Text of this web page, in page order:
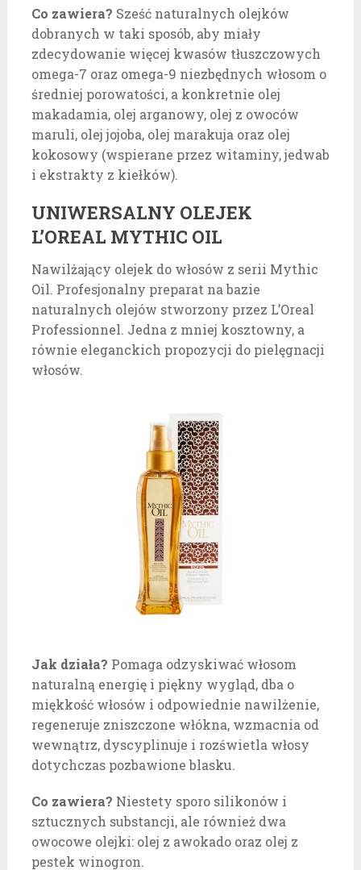
Co zawiera? Sześć naturalnych olejków
dobranych w taki sposób, aby miały
zdecydowanie więcej kwasów tłuszczowych
omega-7 oraz omega-9 niezbędnych włosom o
średniej porowatości, a konkretnie olej
makadamia, olej arganowy, olej z owoców
maruli, olej jojoba, olej marakuja oraz olej
kokosowy (wspierane przez witaminy, jedwab
i ekstrakty z kiełków).
UNIWERSALNY OLEJEK
L’OREAL MYTHIC OIL
Nawilżający olejek do włosów z serii Mythic
Oil. Profesjonalny preparat na bazie
naturalnych olejów stworzony przez L’Oreal
Professionnel. Jedna z mniej kosztowny, a
równie eleganckich propozycji do pielęgnacji
włosów.
Jak działa? Pomaga odzyskiwać włosom
naturalną energię i piękny wygląd, dba o
miękkość włosów i odpowiednie nawilżenie,
regeneruje zniszczone włókna, wzmacnia od
wewnątrz, dyscyplinuje i rozświetla włosy
dotychczas pozbawione blasku.
Co zawiera? Niestety sporo silikonów i
sztucznych substancji, ale również dwa
owocowe olejki: olej z awokado oraz olej z
pestek winogron.